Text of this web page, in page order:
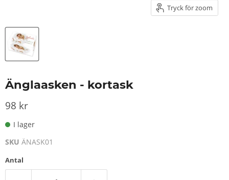
Tryck för zoom
Änglaasken - kortask
98 kr
I lager
SKU ÄNASK01
Antal